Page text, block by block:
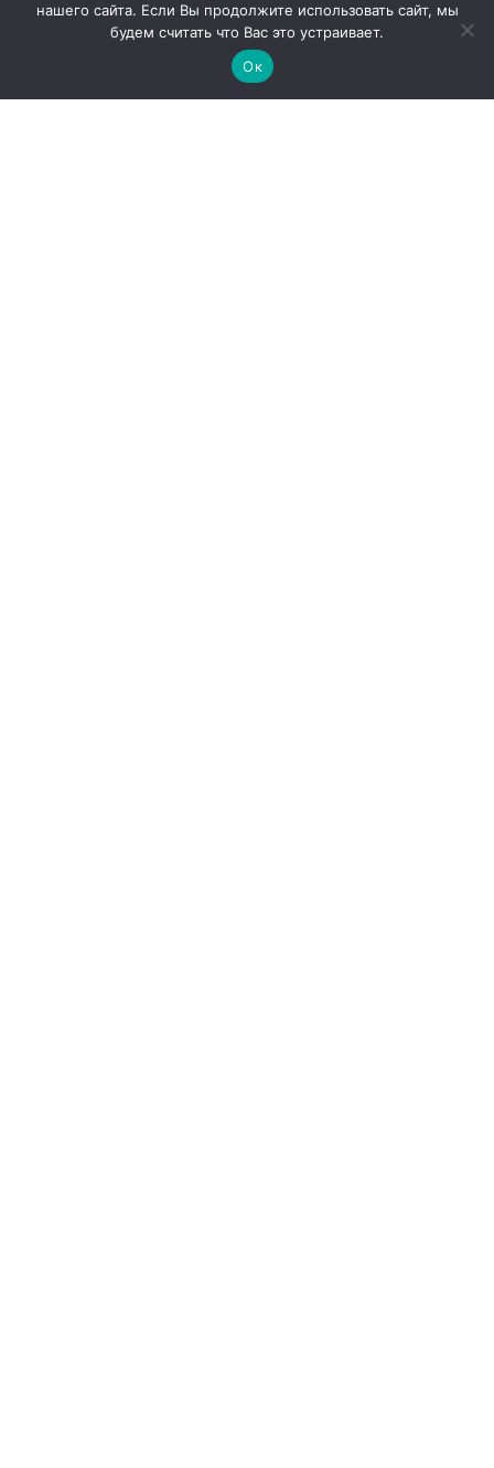
нашего сайта. Если Вы продолжите использовать сайт, мы
будем считать что Вас это устраивает.
Ок